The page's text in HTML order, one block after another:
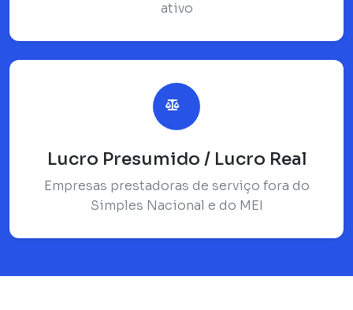
ativo
Lucro Presumido / Lucro Real
Empresas prestadoras de serviço fora do
Simples Nacional e do MEI